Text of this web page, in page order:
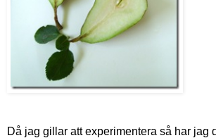
Då jag gillar att experimentera så har jag